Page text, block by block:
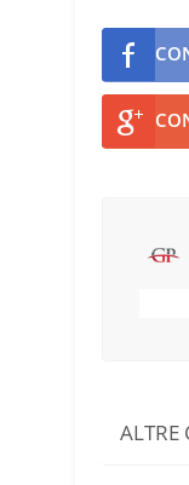
ALTRE